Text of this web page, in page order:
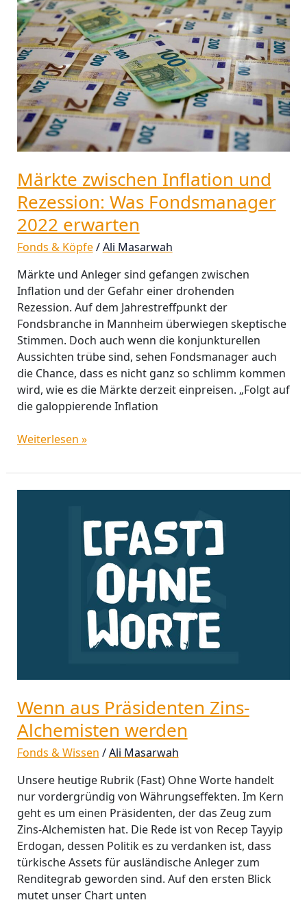
Märkte zwischen Inflation und
Rezession: Was Fondsmanager
2022 erwarten
Fonds & Köpfe/Ali Masarwah
Märkte und Anleger sind gefangen zwischen
Inflation und der Gefahr einer drohenden
Rezession. Auf dem Jahrestreffpunkt der
Fondsbranche in Mannheim überwiegen skeptische
Stimmen. Doch auch wenn die konjunkturellen
Aussichten trübe sind, sehen Fondsmanager auch
die Chance, dass es nicht ganz so schlimm kommen
wird, wie es die Märkte derzeit einpreisen. „Folgt auf
die galoppierende Inflation
Inflation
und
Rezession:
Was
Fondsmanager
2022
erwarten
Weiterlesen »
Wenn aus Präsidenten Zins-
Alchemisten werden
Fonds & Wissen /Ali Masarwah
Unsere heutige Rubrik (Fast) Ohne Worte handelt
nur vordergründig von Währungseffekten. Im Kern
geht es um einen Präsidenten, der das Zeug zum
Zins-Alchemisten hat. Die Rede ist von Recep Tayyip
Erdogan, dessen Politik es zu verdanken ist, dass
türkische Assets für ausländische Anleger zum
Renditegrab geworden sind. Auf den ersten Blick
mutet unser Chart unten